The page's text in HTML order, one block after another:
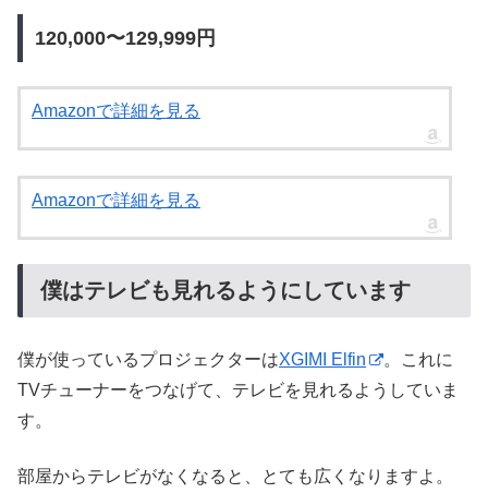
120,000〜129,999円
Amazonで詳細を見る
Amazonで詳細を見る
僕はテレビも見れるようにしています
僕が使っているプロジェクターはXGIMI Elfin
。これに
TVチューナーをつなげて、テレビを見れるようしていま
す。
部屋からテレビがなくなると、とても広くなりますよ。